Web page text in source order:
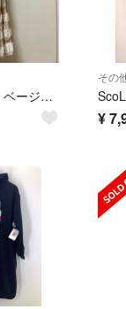
∇421 スカラー ベージュチェック 星？ひとで？可愛い チュニックワンピ
その
¥